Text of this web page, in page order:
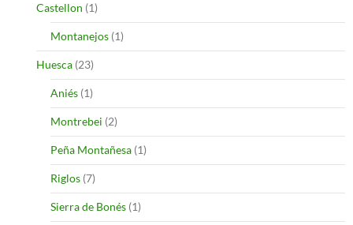
Castellon (1)
Montanejos (1)
Huesca (23)
Aniés (1)
Montrebei (2)
Peña Montañesa (1)
Riglos (7)
Sierra de Bonés (1)